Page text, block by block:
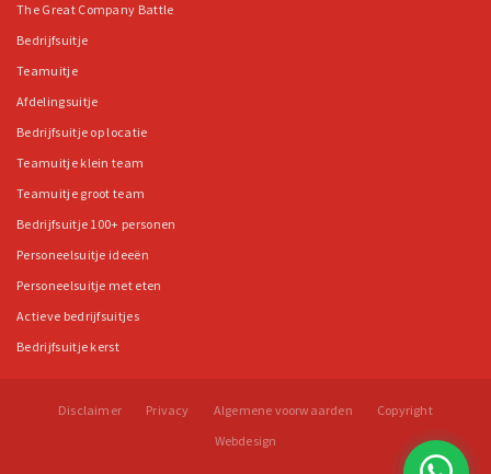
The Great Company Battle
Bedrijfsuitje
Teamuitje
Afdelingsuitje
Bedrijfsuitje op locatie
Teamuitje klein team
Teamuitje groot team
Bedrijfsuitje 100+ personen
Personeelsuitje ideeën
Personeelsuitje met eten
Actieve bedrijfsuitjes
Bedrijfsuitje kerst
Disclaimer Privacy Algemene voorwaarden
Copyright
Webdesign